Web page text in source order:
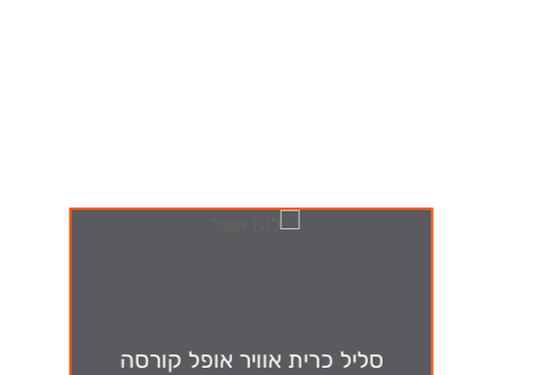
סליל כרית אוויר אופל קורסה